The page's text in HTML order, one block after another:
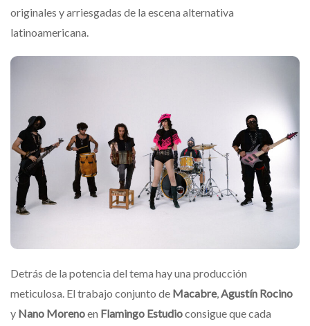
originales y arriesgadas de la escena alternativa
latinoamericana.
Detrás de la potencia del tema hay una producción
meticulosa. El trabajo conjunto de Macabre,Agustín Rocino
y Nano Morenoen Flamingo Estudioconsigue que cada